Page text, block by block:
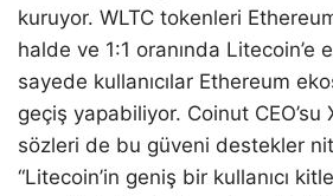
kuruyor. WLTC tokenleri
halde ve 1:1 oranında Litecoin’e
sayede kullanıcılar Ethereum
geçiş yapabiliyor. Coinut CEO’su
sözleri de bu güveni destekler
“Litecoin’in geniş bir kullanıcı